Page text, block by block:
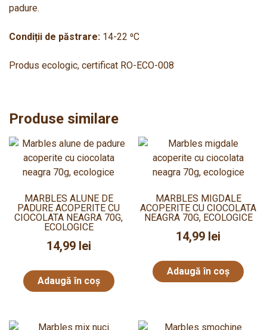
padure.
Condiții de păstrare: 14-22 ⁰C
Produs ecologic, certificat RO-ECO-008
Produse similare
MARBLES ALUNE DE
PADURE ACOPERITE CU
CIOCOLATA NEAGRA 70G,
ECOLOGICE
14,99 lei
Adaugă în coș
MARBLES MIGDALE
ACOPERITE CU CIOCOLATA
NEAGRA 70G, ECOLOGICE
14,99 lei
Adaugă în coș